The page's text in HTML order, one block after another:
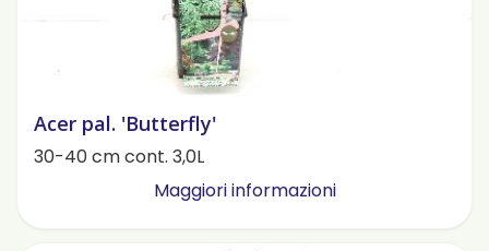
Acer pal. 'Butterfly'
30-40 cm cont. 3,0L
Maggiori informazioni